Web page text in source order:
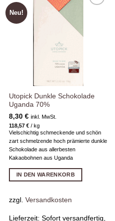
Neu!
hinzufügen
Utopick Dunkle Schokolade
Uganda 70%
8,30 € inkl. MwSt.
118,57 €/ kg
Vielschichtig schmeckende und schön
zart schmelzende hoch prämierte dunkle
Schokolade aus allerbesten
Kakaobohnen aus Uganda
IN DEN WARENKORB
zzgl. Versandkosten
Lieferzeit: Sofort versandfertig,